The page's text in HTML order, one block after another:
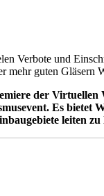
Verbote und
mehr guten Gläsern
der Virtuellen
Es bietet
leiten